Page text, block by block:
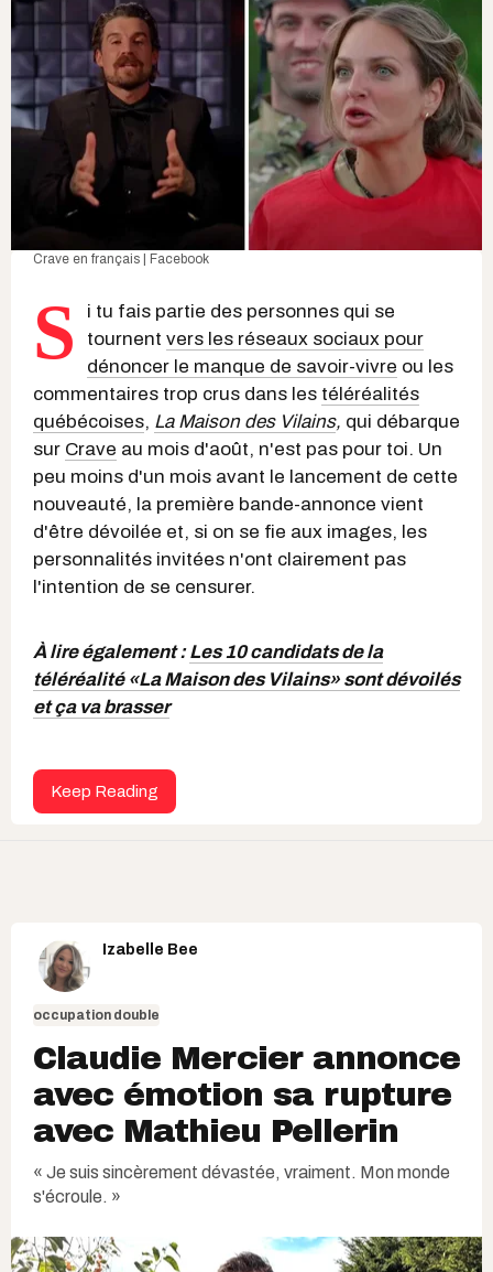
Crave en français | Facebook
S
i tu fais partie des personnes qui se
tournent vers les réseaux sociaux pour
dénoncer le manque de savoir-vivre ou les
commentaires trop crus dans les téléréalités
québécoises, La Maison des Vilains, qui débarque
sur Crave au mois d'août, n'est pas pour toi. Un
peu moins d'un mois avant le lancement de cette
nouveauté, la première bande-annonce vient
d'être dévoilée et, si on se fie aux images, les
personnalités invitées n'ont clairement pas
l'intention de se censurer.
À lire également :Les 10 candidats de la
téléréalité «La Maison des Vilains» sont dévoilés
et ça va brasser
Keep Reading
Izabelle Bee
occupation double
Claudie Mercier annonce
avec émotion sa rupture
avec Mathieu Pellerin
« Je suis sincèrement dévastée, vraiment. Mon monde
s'écroule. »